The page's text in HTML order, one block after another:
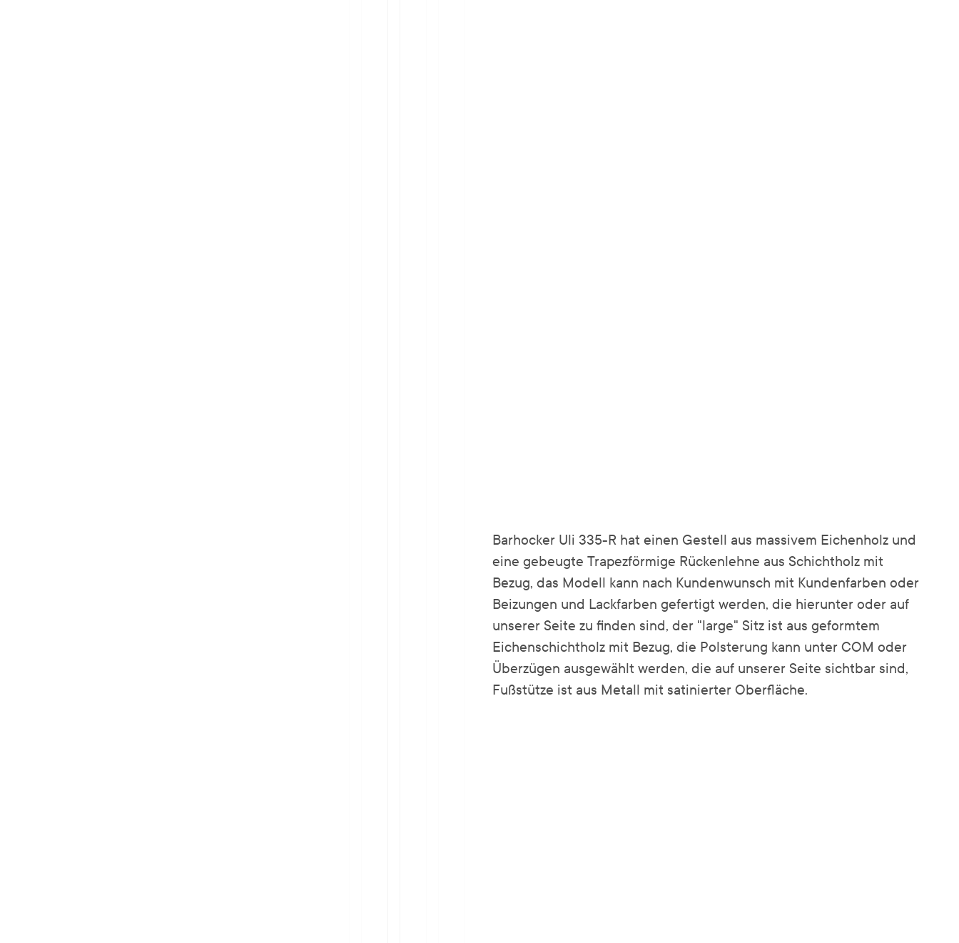
Barhocker Uli 335-R hat einen Gestell aus massivem Eichenholz und
eine gebeugte Trapezförmige Rückenlehne aus Schichtholz mit
Bezug, das Modell kann nach Kundenwunsch mit Kundenfarben oder
Beizungen und Lackfarben gefertigt werden, die hierunter oder auf
unserer Seite zu finden sind, der "large" Sitz ist aus geformtem
Eichenschichtholz mit Bezug, die Polsterung kann unter COM oder
Überzügen ausgewählt werden, die auf unserer Seite sichtbar sind,
Fußstütze ist aus Metall mit satinierter Oberfläche.